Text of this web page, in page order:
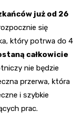
już od 26
się
który potrwa do 4
całkowicie
nie będzie
przerwa, która
i szybkie
prac.